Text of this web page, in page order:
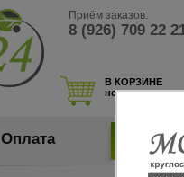
Приём заказов:
8 (926) 709 22
В КОРЗИНЕ
нет товаров
Оплата